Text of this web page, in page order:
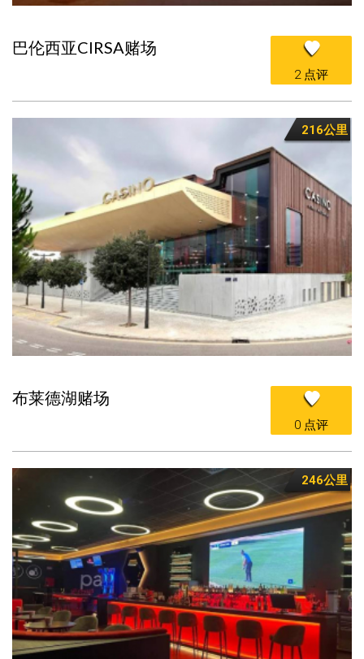
巴伦西亚CIRSA赌场
2 点评
布莱德湖赌场
0 点评
216公里
246公里